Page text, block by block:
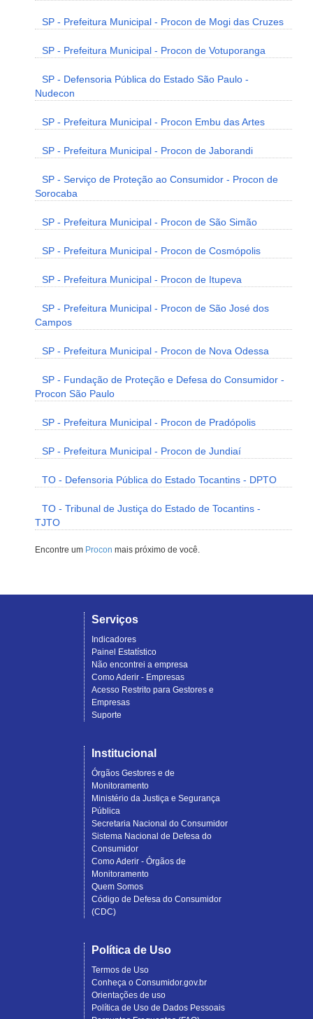
SP - Prefeitura Municipal - Procon de Mogi das Cruzes
SP - Prefeitura Municipal - Procon de Votuporanga
SP - Defensoria Pública do Estado São Paulo -
Nudecon
SP - Prefeitura Municipal - Procon Embu das Artes
SP - Prefeitura Municipal - Procon de Jaborandi
SP - Serviço de Proteção ao Consumidor - Procon de
Sorocaba
SP - Prefeitura Municipal - Procon de São Simão
SP - Prefeitura Municipal - Procon de Cosmópolis
SP - Prefeitura Municipal - Procon de Itupeva
SP - Prefeitura Municipal - Procon de São José dos
Campos
SP - Prefeitura Municipal - Procon de Nova Odessa
SP - Fundação de Proteção e Defesa do Consumidor -
Procon São Paulo
SP - Prefeitura Municipal - Procon de Pradópolis
SP - Prefeitura Municipal - Procon de Jundiaí
TO - Defensoria Pública do Estado Tocantins - DPTO
TO - Tribunal de Justiça do Estado de Tocantins -
TJTO
Encontre um Procon mais próximo de você.
Serviços
Indicadores
Painel Estatístico
Não encontrei a empresa
Como Aderir - Empresas
Acesso Restrito para Gestores e
Empresas
Suporte
Institucional
Órgãos Gestores e de
Monitoramento
Ministério da Justiça e Segurança
Pública
Secretaria Nacional do Consumidor
Sistema Nacional de Defesa do
Consumidor
Como Aderir - Órgãos de
Monitoramento
Quem Somos
Código de Defesa do Consumidor
(CDC)
Política de Uso
Termos de Uso
Conheça o Consumidor.gov.br
Orientações de uso
Política de Uso de Dados Pessoais